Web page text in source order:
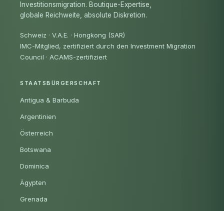
Investitionsmigration. Boutique-Expertise,
globale Reichweite, absolute Diskretion.
Schweiz · V.A.E. · Hongkong (SAR)
IMC-Mitglied, zertifiziert durch den Investment Migration
Council · ACAMS-zertifiziert
STAATSBÜRGERSCHAFT
Antigua & Barbuda
Argentinien
Österreich
Botswana
Dominica
Ägypten
Grenada